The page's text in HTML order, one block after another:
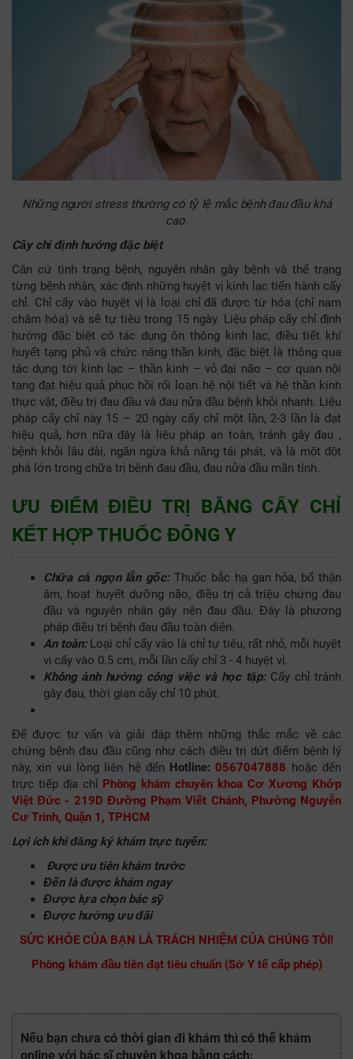
Những người stress thường có tỷ lệ mắc bệnh đau đầu khá
cao.
Cấy chỉ định hướng đặc biệt
Căn cứ tình trạng bệnh, nguyên nhân gây bệnh và thể trạng
từng bệnh nhân, xác định những huyệt vị kinh lạc tiến hành cấy
chỉ. Chỉ cấy vào huyệt vị là loại chỉ đã được từ hóa (chỉ nam
châm hóa) và sẽ tự tiêu trong 15 ngày. Liệu pháp cấy chỉ định
hướng đặc biệt có tác dụng ôn thông kinh lạc, điều tiết khí
huyết tạng phủ và chức năng thần kinh, đặc biệt là thông qua
tác dụng tới kinh lạc – thần kinh – vỏ đại não – cơ quan nội
tạng đạt hiệu quả phục hồi rối loạn hệ nội tiết và hệ thần kinh
thực vật, điều trị đau đầu và đau nửa đầu bệnh khỏi nhanh. Liệu
pháp cấy chỉ này 15 – 20 ngày cấy chỉ một lần, 2-3 lần là đạt
hiệu quả, hơn nữa đây là liệu pháp an toàn, tránh gây đau ,
bệnh khỏi lâu dài, ngăn ngừa khả năng tái phát, và là một đột
phá lớn trong chữa trị bệnh đau đầu, đau nửa đầu mãn tính.
ƯU ĐIỂM ĐIỀU TRỊ BẰNG CẤY CHỈ
KẾT HỢP THUỐC ĐÔNG Y
Chữa cả ngọn lẫn gốc:Thuốc bắc hạ gan hỏa, bổ thận
âm, hoạt huyết dưỡng não, điều trị cả triệu chứng đau
đầu và nguyên nhân gây nên đau đầu. Đây là phương
pháp điều trị bệnh đau đầu toàn diện.
An toàn:Loại chỉ cấy vào là chỉ tự tiêu, rất nhỏ, mỗi huyệt
vị cấy vào 0.5 cm, mỗi lần cấy chỉ 3 - 4 huyệt vị.
Không ảnh hưởng công việc và học tập:Cấy chỉ tránh
gây đau, thời gian cấy chỉ 10 phút.
Để được tư vấn và giải đáp thêm những thắc mắc về các
chứng bệnh đau đầu cũng như cách điều trị dứt điểm bệnh lý
này, xin vui lòng liên hệ đến Hotline: 0567047888 hoặc đến
trực tiếp địa chỉ Phòng khám chuyên khoa Cơ Xương Khớp
Việt Đức - 219D Đường Phạm Viết Chánh, Phường Nguyễn
Cư Trinh, Quận 1, TPHCM
Lợi ích khi đăng ký khám trực tuyến:
Ðược ưu tiên khám trước
Đến là được khám ngay
Được lựa chọn bác sỹ
Được hưởng ưu đãi
SỨC KHỎE CỦA BẠN LÀ TRÁCH NHIỆM CỦA CHÚNG TÔI!
Phòng khám đầu tiên đạt tiêu chuẩn (Sở Y tế cấp phép)
Nếu bạn chưa có thời gian đi khám thì có thể khám
online với bác sĩ chuyên khoa bằng cách: